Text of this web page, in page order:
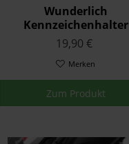
Wunderlich
Kennzeichenhalter
19,90 €
Merken
Zum Produkt